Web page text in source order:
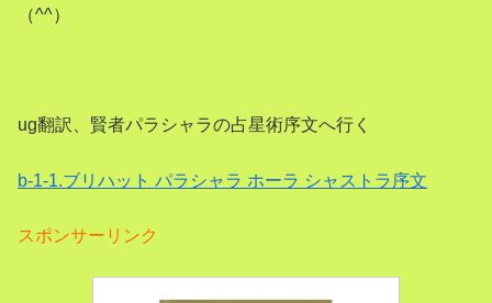
（^^）
ug翻訳、賢者パラシャラの占星術序文へ行く
b-1-1.ブリハット パラシャラ ホーラ シャストラ序文
スポンサーリンク